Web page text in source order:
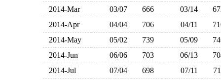
2014-Mar
03/07 666 03/14
2014-Apr
04/04 706 04/11
2014-May
05/02 739 05/09
2014-Jun
06/06 703 06/13
2014-Jul
07/04 698 07/11